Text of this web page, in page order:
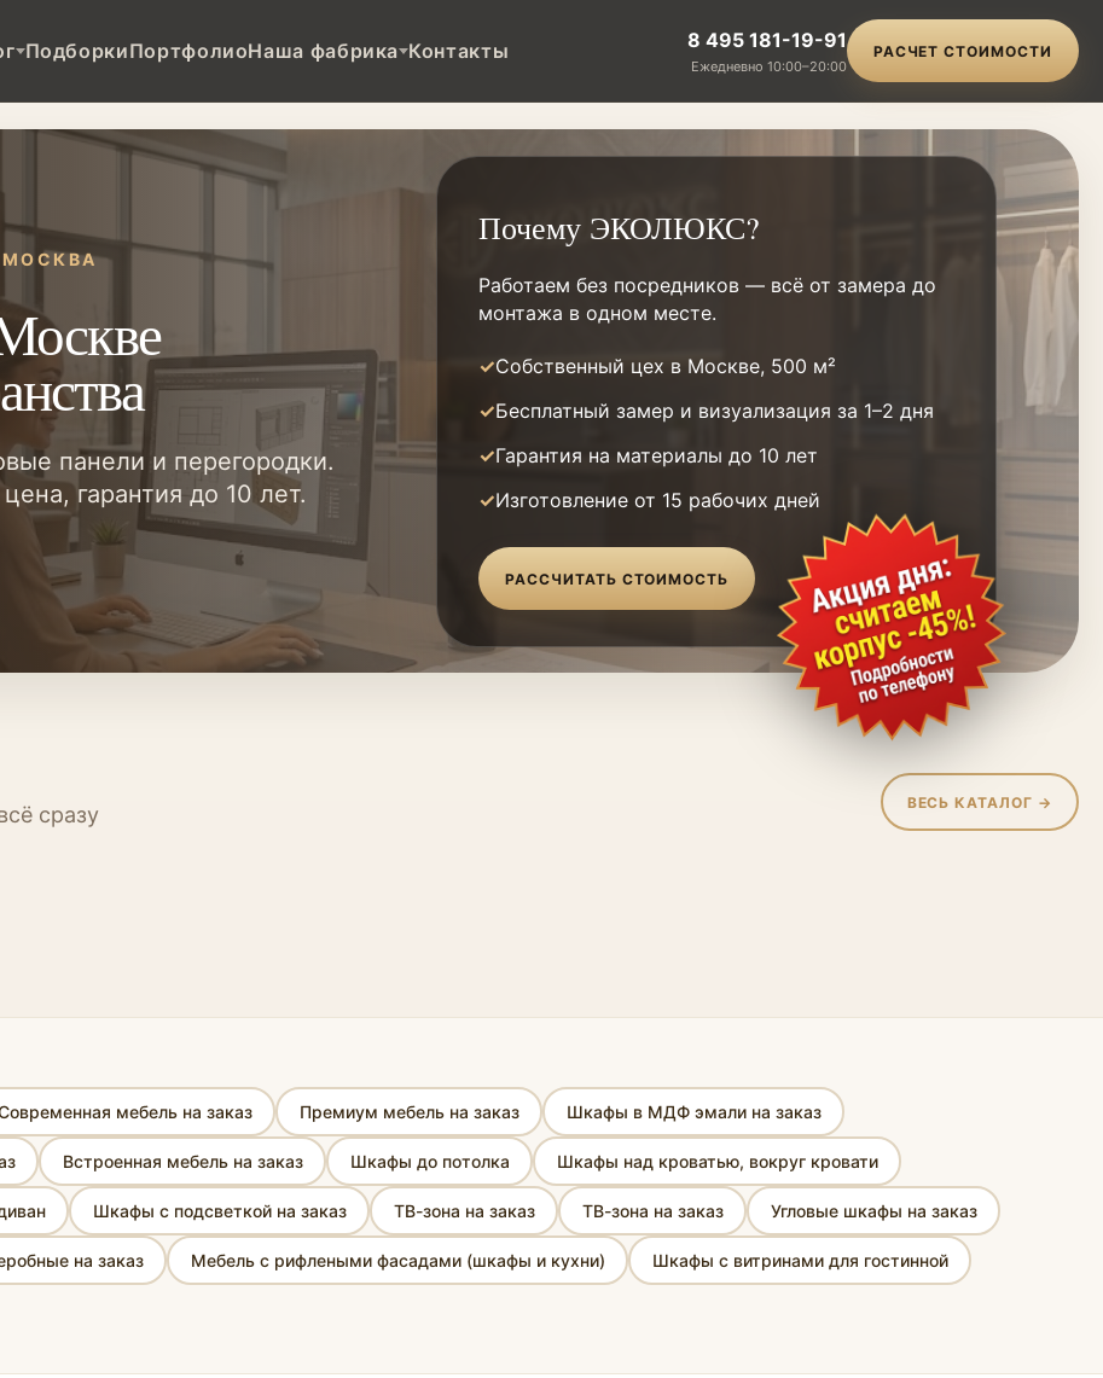
ПодборкиПортфолиоНаша фабрика Контакты 8 495 181-19-91
Ежедневно 10:00–20:00
РАСЧЕТ СТОИМОСТИ
МОСКВА
панели и перегородки.
гарантия до 10 лет.
Почему ЭКОЛЮКС?
Работаем без посредников — всё от замера до
монтажа в одном месте.
Собственный цех в Москве, 500 м²
Бесплатный замер и визуализация за 1–2 дня
Гарантия на материалы до 10 лет
Изготовление от 15 рабочих дней
РАССЧИТАТЬ СТОИМОСТЬ
сразу ВЕСЬ КАТАЛОГ →
Гостиные
мебель на заказ Премиум мебель на заказ Шкафы в МДФ эмали на заказ
Встроенная мебель на заказ Шкафы до потолка Шкафы над кроватью, вокруг кровати
Шкафы с подсветкой на заказ ТВ-зона на заказ ТВ-зона на заказ Угловые шкафы на заказ
на заказ Мебель с рифлеными фасадами (шкафы и кухни) Шкафы с витринами для гостинной